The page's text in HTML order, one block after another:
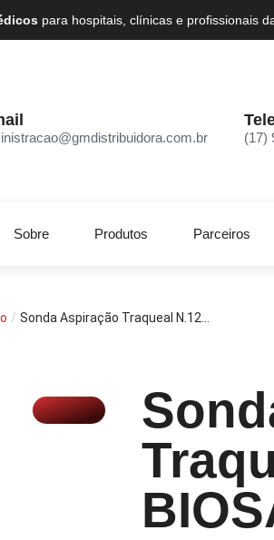
para hospitais, clínicas e profissionais
(17)
Sobre Produtos Parceiros
/ Sonda Aspiração Traqueal N.12...